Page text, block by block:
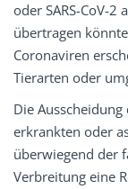
oder SARS-CoV-2
übertragen
Coronaviren
Tierarten oder
Die
erkrankten oder
überwiegend der
Verbreitung eine